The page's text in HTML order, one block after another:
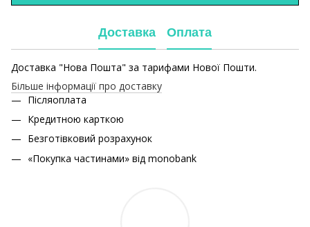
Доставка Оплата
Доставка "Нова Пошта" за тарифами Нової Пошти.
Більше інформації про доставку
Післяоплата
Кредитною карткою
Безготівковий розрахунок
«Покупка частинами» від monobank